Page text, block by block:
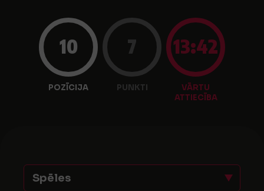
10
POZĪCIJA
7
PUNKTI
13:42
VĀRTU
ATTIECĪBA
Spēles